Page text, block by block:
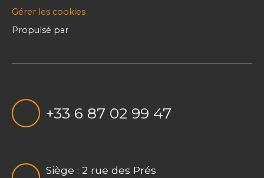
Gérer les cookies
Propulsé par
+33 6 87 02 99 47
Siège : 2 rue des Prés